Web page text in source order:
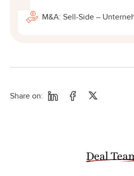
M&A: Sell-Side –
Share on:
Deal Team